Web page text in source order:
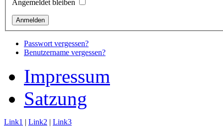
Angemeldet bleiben
Passwort vergessen?
Benutzername vergessen?
Impressum
Satzung
Link1 | Link2 | Link3